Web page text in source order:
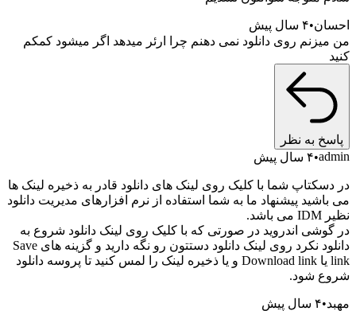
۴ سال پیش
روی دانلود نمی دهنم چرا ارئر میدهد اگر میشود کمکم
به نظر
۴ سال پیش
شما با کلیک روی لینک های دانلود قادر به ذخیره لینک ها
پیشنهاد ما به شما استفاده از نرم افزارهای مدیریت دانلود
اندروید در صورتی که با کلیک روی لینک دانلود شروع به
دانلود نکرد روی لینک دانلود دستتون رو نگه دارید و گزینه های Save
link یا Download link و یا ذخیره لینک را لمس کنید تا پروسه دانلود
شود.
۴ سال پیش